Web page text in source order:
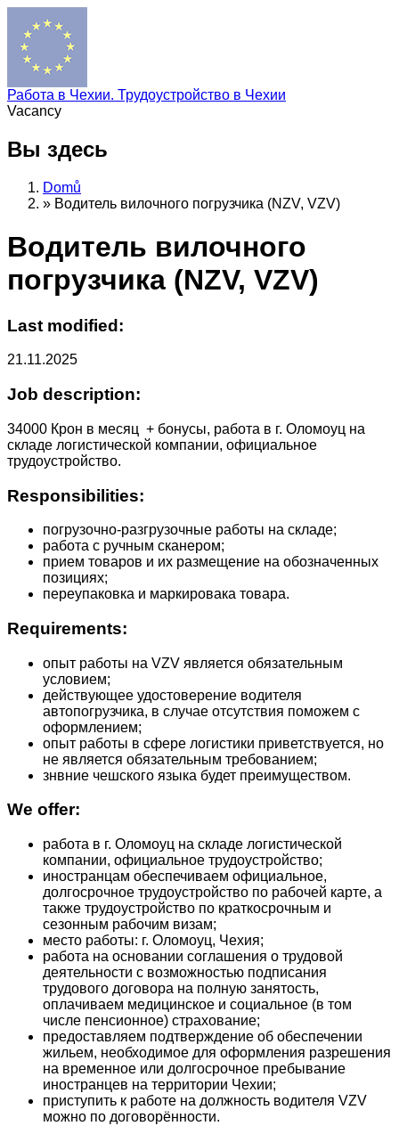
Работа в Чехии. Трудоустройство в Чехии
Vacancy
Вы здесь
Domů
» Водитель вилочного погрузчика (NZV, VZV)
Водитель вилочного
погрузчика (NZV, VZV)
Last modified:
21.11.2025
Job description:
34000 Крон в месяц + бонусы, работа в г. Оломоуц на
складе логистической компании, официальное
трудоустройство.
Responsibilities:
погрузочно-разгрузочные работы на складе;
работа с ручным сканером;
прием товаров и их размещение на обозначенных
позициях;
переупаковка и маркировака товара.
Requirements:
опыт работы на VZV является обязательным
условием;
действующее удостоверение водителя
автопогрузчика, в случае отсутствия поможем с
оформлением;
опыт работы в сфере логистики приветствуется, но
не является обязательным требованием;
знвние чешского языка будет преимуществом.
We offer:
работа в г. Оломоуц на складе логистической
компании, официальное трудоустройство;
иностранцам обеспечиваем официальное,
долгосрочное трудоустройство по рабочей карте, а
также трудоустройство по краткосрочным и
сезонным рабочим визам;
место работы: г. Оломоуц, Чехия;
работа на основании соглашения о трудовой
деятельности с возможностью подписания
трудового договора на полную занятость,
оплачиваем медицинское и социальное (в том
числе пенсионное) страхование;
предоставляем подтверждение об обеспечении
жильем, необходимое для оформления разрешения
на временное или долгосрочное пребывание
иностранцев на территории Чехии;
приступить к работе на должность водителя VZV
можно по договорённости.